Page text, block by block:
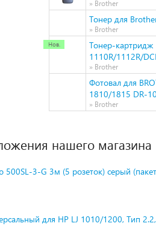
» Brother
Тонер для
» Brother
Тонер-картридж
1110R/1112R/
» Brother
Фотовал для
1810/1815 DR-
» Brother
нашего магазина
500SL-3-G 3м (5 розеток) серый
для HP LJ 1010/1200, Тип